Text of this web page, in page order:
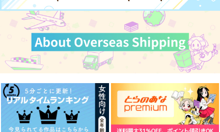
作品詳細 作品詳細
サンプル
カート
サンプル